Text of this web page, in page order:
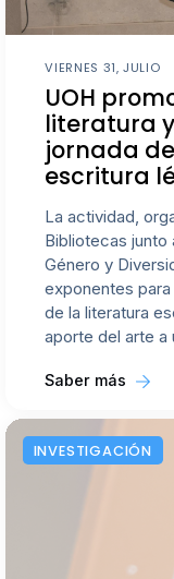
VIERNES 31, JULIO
UOH
literatura
jornada
escritura
La actividad,
Bibliotecas junto
Género y
exponentes
de la literatura
aporte del arte a
Saber más
INVESTIGACIÓN